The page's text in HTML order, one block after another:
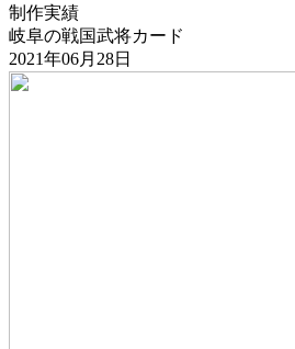
制作実績
岐阜の戦国武将カード
2021年06月28日